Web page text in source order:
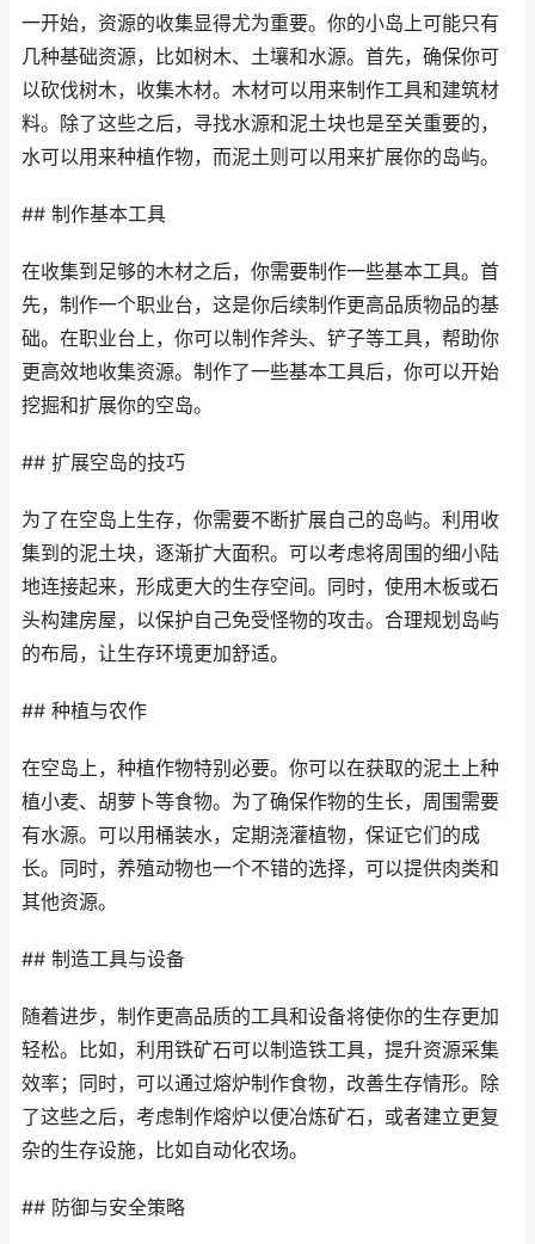
一开始，资源的收集显得尤为重要。你的小岛上可能只有
几种基础资源，比如树木、土壤和水源。首先，确保你可
以砍伐树木，收集木材。木材可以用来制作工具和建筑材
料。除了这些之后，寻找水源和泥土块也是至关重要的，
水可以用来种植作物，而泥土则可以用来扩展你的岛屿。
## 制作基本工具
在收集到足够的木材之后，你需要制作一些基本工具。首
先，制作一个职业台，这是你后续制作更高品质物品的基
础。在职业台上，你可以制作斧头、铲子等工具，帮助你
更高效地收集资源。制作了一些基本工具后，你可以开始
挖掘和扩展你的空岛。
## 扩展空岛的技巧
为了在空岛上生存，你需要不断扩展自己的岛屿。利用收
集到的泥土块，逐渐扩大面积。可以考虑将周围的细小陆
地连接起来，形成更大的生存空间。同时，使用木板或石
头构建房屋，以保护自己免受怪物的攻击。合理规划岛屿
的布局，让生存环境更加舒适。
## 种植与农作
在空岛上，种植作物特别必要。你可以在获取的泥土上种
植小麦、胡萝卜等食物。为了确保作物的生长，周围需要
有水源。可以用桶装水，定期浇灌植物，保证它们的成
长。同时，养殖动物也一个不错的选择，可以提供肉类和
其他资源。
## 制造工具与设备
随着进步，制作更高品质的工具和设备将使你的生存更加
轻松。比如，利用铁矿石可以制造铁工具，提升资源采集
效率；同时，可以通过熔炉制作食物，改善生存情形。除
了这些之后，考虑制作熔炉以便冶炼矿石，或者建立更复
杂的生存设施，比如自动化农场。
## 防御与安全策略